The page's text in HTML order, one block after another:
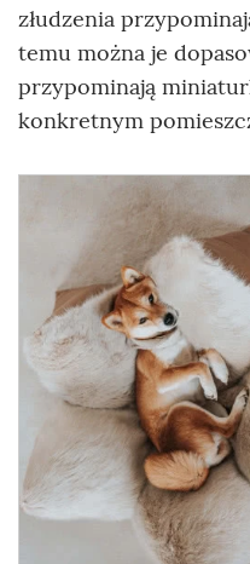
złudzenia
temu można je
przypominają
konkretnym